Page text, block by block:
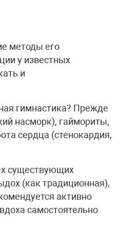
методы его
у известных
и
гимнастика? Прежде
насморк), гаймориты,
сердца (стенокардия,
существующих
(как традиционная),
активно
самостоятельно